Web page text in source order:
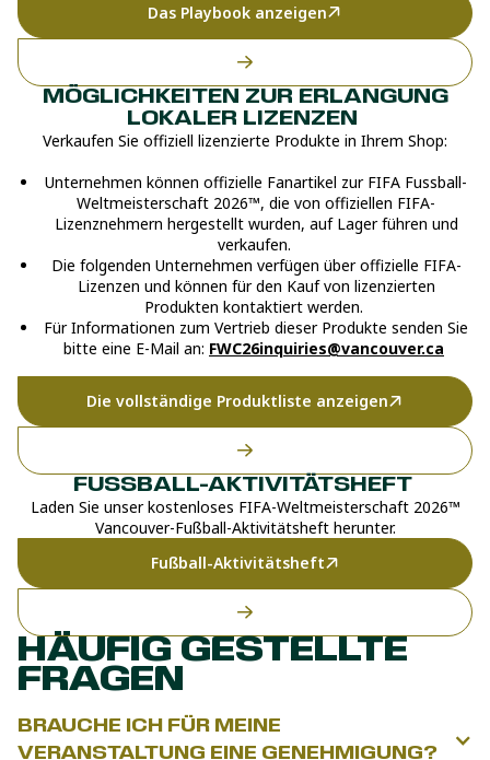
Das Playbook anzeigen
MÖGLICHKEITEN ZUR ERLANGUNG
LOKALER LIZENZEN
Verkaufen Sie offiziell lizenzierte Produkte in Ihrem Shop:
Unternehmen können offizielle Fanartikel zur FIFA Fussball-
Weltmeisterschaft 2026™, die von offiziellen FIFA-
Lizenznehmern hergestellt wurden, auf Lager führen und
verkaufen.
Die folgenden Unternehmen verfügen über offizielle FIFA-
Lizenzen und können für den Kauf von lizenzierten
Produkten kontaktiert werden.
Für Informationen zum Vertrieb dieser Produkte senden Sie
bitte eine E-Mail an: FWC26inquiries@vancouver.ca
Die vollständige Produktliste anzeigen
FUSSBALL-AKTIVITÄTSHEFT
Laden Sie unser kostenloses FIFA-Weltmeisterschaft 2026™
Vancouver-Fußball-Aktivitätsheft herunter.
Fußball-Aktivitätsheft
HÄUFIG GESTELLTE
FRAGEN
BRAUCHE ICH FÜR MEINE
VERANSTALTUNG EINE GENEHMIGUNG?